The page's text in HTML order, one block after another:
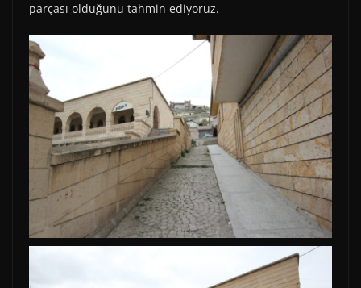
parçası olduğunu tahmin ediyoruz.